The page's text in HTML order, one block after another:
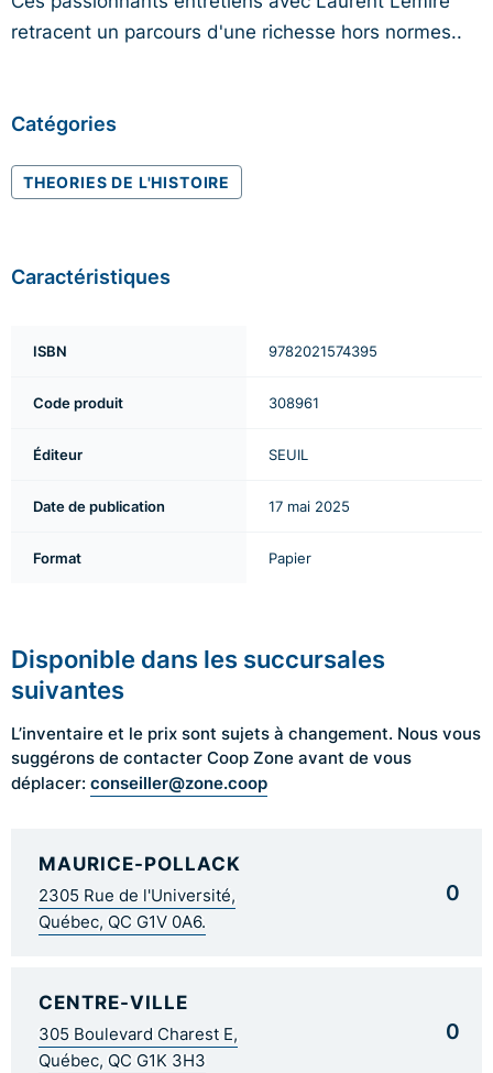
retracent un parcours d'une richesse hors normes..
Catégories
THEORIES DE L'HISTOIRE
Caractéristiques
ISBN 9782021574395
Code produit 308961
Éditeur SEUIL
Date de publication 17 mai 2025
Format Papier
Disponible dans les succursales
suivantes
L’inventaire et le prix sont sujets à changement. Nous vous
suggérons de contacter Coop Zone avant de vous
déplacer: conseiller@zone.coop
MAURICE-POLLACK
2305 Rue de l'Université,
Québec, QC G1V 0A6.
0
CENTRE-VILLE
305 Boulevard Charest E,
Québec, QC G1K 3H3
0